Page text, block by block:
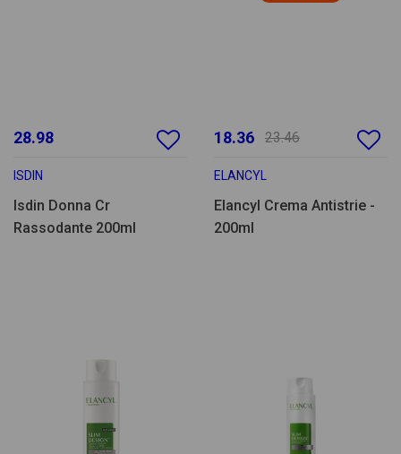
28.98
ISDIN
Isdin Donna Cr
Rassodante 200ml
18.36 23.46
ELANCYL
Elancyl Crema Antistrie -
200ml